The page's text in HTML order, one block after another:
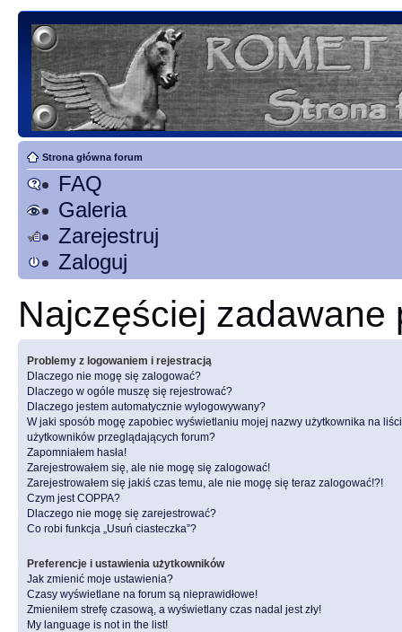
Strona główna forum
FAQ
Galeria
Zarejestruj
Zaloguj
Najczęściej zadawane
Problemy z logowaniem i rejestracją
Dlaczego nie mogę się zalogować?
Dlaczego w ogóle muszę się rejestrować?
Dlaczego jestem automatycznie wylogowywany?
W jaki sposób mogę zapobiec wyświetlaniu mojej nazwy użytkownika na
użytkowników przeglądających forum?
Zapomniałem hasła!
Zarejestrowałem się, ale nie mogę się zalogować!
Zarejestrowałem się jakiś czas temu, ale nie mogę się teraz zalogować!?!
Czym jest COPPA?
Dlaczego nie mogę się zarejestrować?
Co robi funkcja „Usuń ciasteczka”?
Preferencje i ustawienia użytkowników
Jak zmienić moje ustawienia?
Czasy wyświetlane na forum są nieprawidłowe!
Zmieniłem strefę czasową, a wyświetlany czas nadal jest zły!
My language is not in the list!